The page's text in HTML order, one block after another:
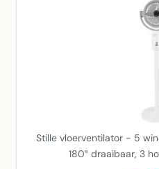
Stille vloerventilator - 5
180° draaibaar, 3